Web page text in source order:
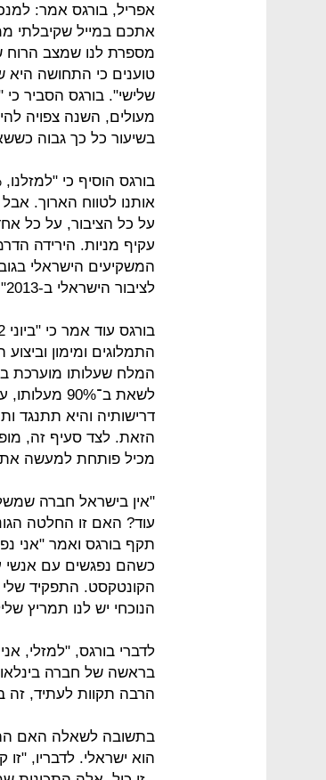
אפריל, בורגס אמר:
אתכם במייל שקיבלתי
מספרת לנו שמצב הרוח
טוענים כי התחושה היא
שלישי". בורגס הסביר
מעולים, השנה צפויה
בשיעור כל כך גבוה
בורגס הוסיף כי "למזלנו, 52% מבעלי המניות שלנו הם
אותנו לטווח הארוך.
על כל הציבור, על כל
עקיף מניות. הירידה
לציבור הישראלי ב-2013".
התמלוגים ומימון
לשאת
דרישותיה והיא תתנגד
הזאת. לצד סעיף זה,
מכיל פותחת למעשה
"אין בישראל חברה
עוד? האם זו החלטה
תקף בורגס ואמר "אני
כשהם נפגשים עם אנשי
הקונטקסט. התפקיד שלי
הנוכחי יש לנו תמריץ
לדברי בורגס, "למזלי,
בראשה של חברה
הרבה תקוות לעתיד, זה
בתשובה לשאלה האם
הוא ישראלי. לדבריו, "זו